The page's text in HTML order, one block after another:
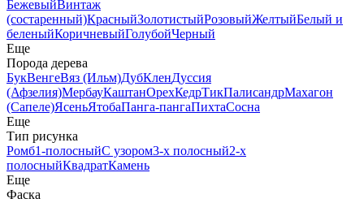
БежевыйВинтаж
(состаренный)КрасныйЗолотистыйРозовыйЖелтыйБелый и
беленыйКоричневыйГолубойЧерный
Еще
Порода дерева
БукВенгеВяз (Ильм)ДубКленДуссия
(Афзелия)МербауКаштанОрехКедрТикПалисандрМахагон
(Сапеле)ЯсеньЯтобаПанга-пангаПихтаСосна
Еще
Тип рисунка
Ромб1-полосныйС узором3-х полосный2-х
полосныйКвадратКамень
Еще
Фаска